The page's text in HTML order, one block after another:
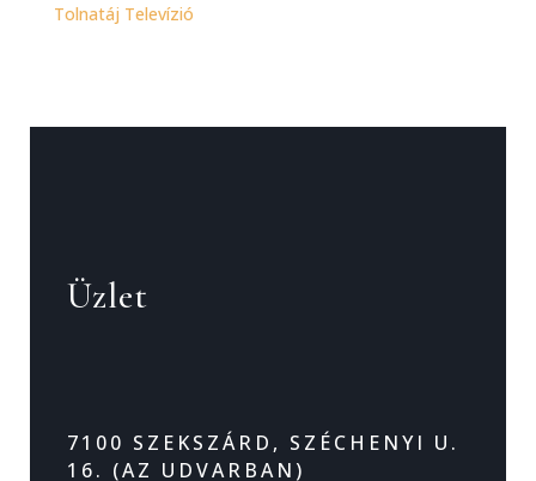
Tolnatáj Televízió
Üzlet
7100 SZEKSZÁRD, SZÉCHENYI U.
16. (AZ UDVARBAN)